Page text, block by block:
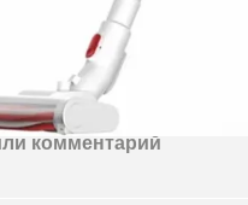
комментарий